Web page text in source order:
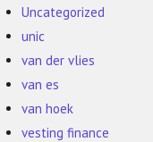
Uncategorized
unic
van der vlies
van es
van hoek
vesting finance